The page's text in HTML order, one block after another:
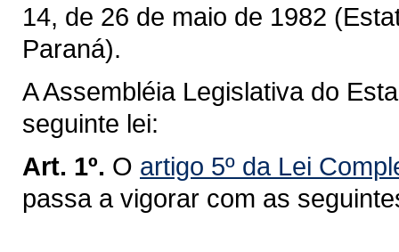
14, de 26 de maio de 1982
Paraná).
A Assembléia Legislativa do
seguinte lei:
Art. 1º. O artigo 5º da Lei
passa a vigorar com as